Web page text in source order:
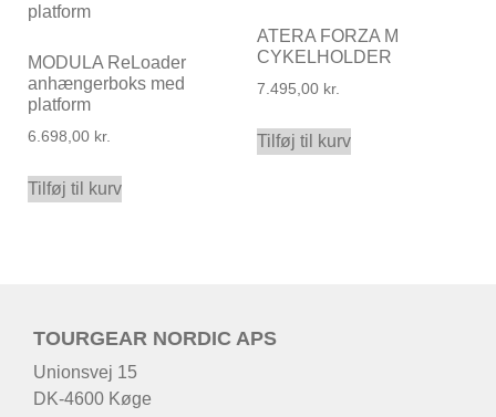
MODULA ReLoader
anhængerboks med
platform
6.698,00 kr.
Tilføj til kurv
ATERA FORZA M
CYKELHOLDER
7.495,00 kr.
Tilføj til kurv
TOURGEAR NORDIC APS
Unionsvej 15
DK-4600 Køge